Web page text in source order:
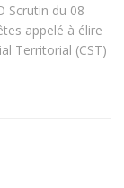
Scrutin du 08
appelé à élire
Territorial (CST)